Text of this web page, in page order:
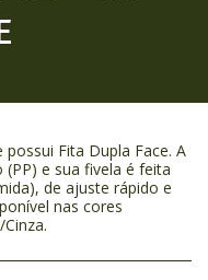
Fita Dupla Face. A
e sua fivela é feita
de ajuste rápido e
nas cores